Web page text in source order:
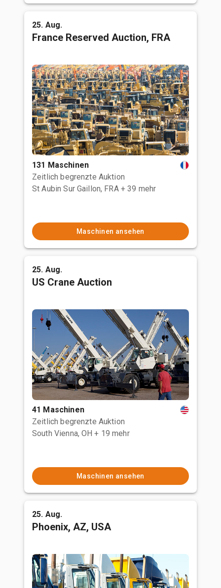
25. Aug.
France Reserved Auction, FRA
131 Maschinen
Zeitlich begrenzte Auktion
St Aubin Sur Gaillon, FRA + 39 mehr
Maschinen ansehen
25. Aug.
US Crane Auction
41 Maschinen
Zeitlich begrenzte Auktion
South Vienna, OH + 19 mehr
Maschinen ansehen
25. Aug.
Phoenix, AZ, USA